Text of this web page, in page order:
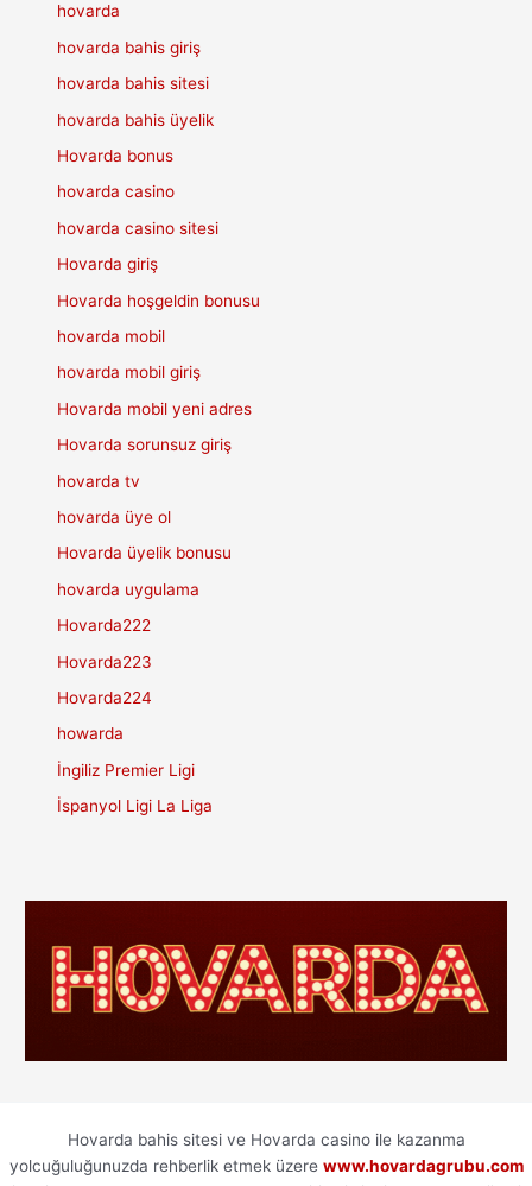
hovarda
hovarda bahis giriş
hovarda bahis sitesi
hovarda bahis üyelik
Hovarda bonus
hovarda casino
hovarda casino sitesi
Hovarda giriş
Hovarda hoşgeldin bonusu
hovarda mobil
hovarda mobil giriş
Hovarda mobil yeni adres
Hovarda sorunsuz giriş
hovarda tv
hovarda üye ol
Hovarda üyelik bonusu
hovarda uygulama
Hovarda222
Hovarda223
Hovarda224
howarda
İngiliz Premier Ligi
İspanyol Ligi La Liga
Hovarda bahis sitesi ve Hovarda casino ile kazanma
yolcuğuluğunuzda rehberlik etmek üzere www.hovardagrubu.com